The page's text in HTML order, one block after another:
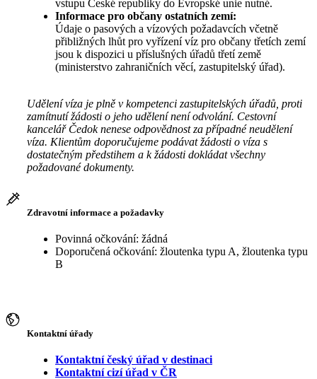
vstupu České republiky do Evropské unie nutné.
Informace pro občany ostatních zemí:
Údaje o pasových a vízových požadavcích včetně
přibližných lhůt pro vyřízení víz pro občany třetích zemí
jsou k dispozici u příslušných úřadů třetí země
(ministerstvo zahraničních věcí, zastupitelský úřad).
Udělení víza je plně v kompetenci zastupitelských úřadů, proti
zamítnutí žádosti o jeho udělení není odvolání. Cestovní
kancelář Čedok nenese odpovědnost za případné neudělení
víza. Klientům doporučujeme podávat žádosti o víza s
dostatečným předstihem a k žádosti dokládat všechny
požadované dokumenty.
Zdravotní informace a požadavky
Povinná očkování: žádná
Doporučená očkování: žloutenka typu A, žloutenka typu
B
Kontaktní úřady
Kontaktní český úřad v destinaci
Kontaktní cizí úřad v ČR